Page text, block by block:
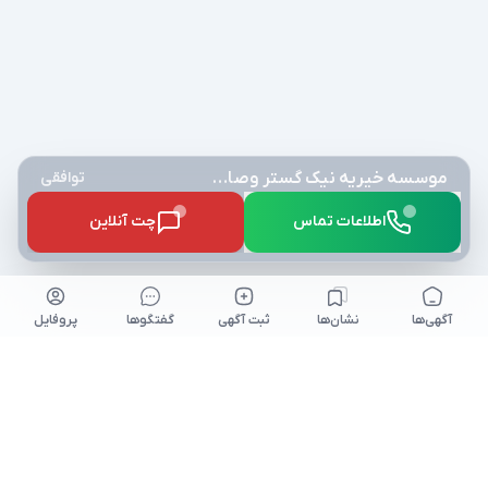
موسسه خیریه نیک گستر وصال یاریگر ایتام و نیازمندان آبرومند توافقی
اطلاعات تماس چت آنلاین
آگهی‌ها نشان‌ها ثبت آگهی گفتگو‌ها پروفایل